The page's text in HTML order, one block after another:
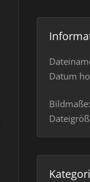
Datum
Bildmaße